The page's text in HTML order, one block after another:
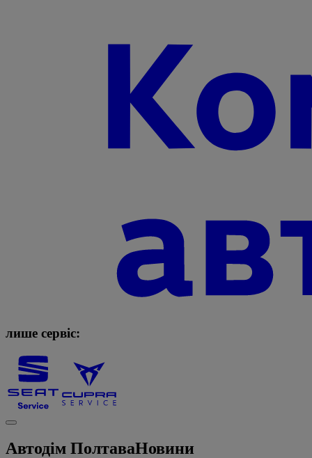
лише сервіс:
Автодім ПолтаваНовини